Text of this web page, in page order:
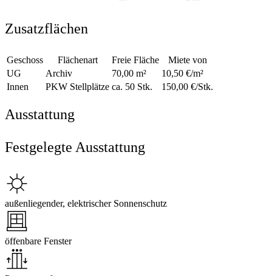
Zusatzflächen
Geschoss Flächenart Freie Fläche
Miete von
UG
Archiv 70,00 m²
10,50 €/m²
Innen
PKW Stellplätze ca. 50 Stk. 150,00 €/Stk.
Ausstattung
Festgelegte Ausstattung
außenliegender, elektrischer Sonnenschutz
öffenbare Fenster